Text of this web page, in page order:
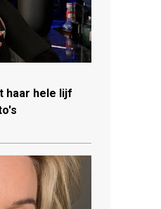
haar hele lijf